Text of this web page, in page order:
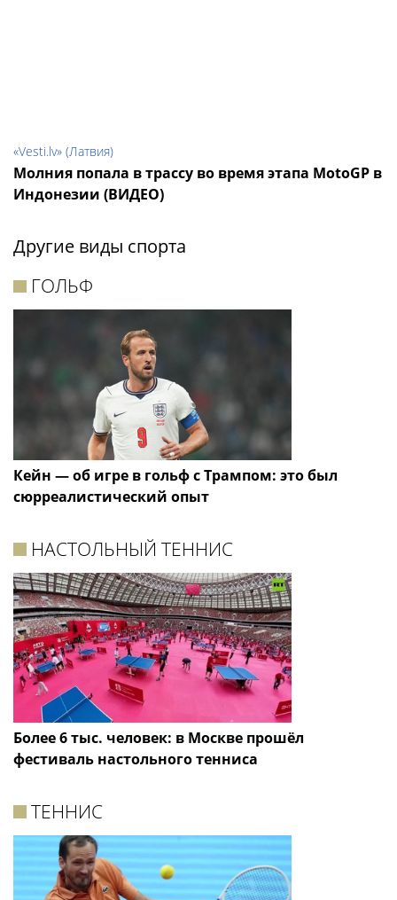
«Vesti.lv» (Латвия)
Молния попала в трассу во время этапа MotoGP в
Индонезии (ВИДЕО)
Другие виды спорта
ГОЛЬФ
Кейн — об игре в гольф с Трампом: это был
сюрреалистический опыт
НАСТОЛЬНЫЙ ТЕННИС
Более 6 тыс. человек: в Москве прошёл
фестиваль настольного тенниса
ТЕННИС